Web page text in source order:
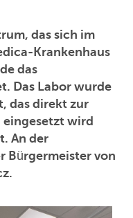
das sich im
Krankenhaus
das
Das Labor wurde
das direkt zur
eingesetzt wird
An der
Bürgermeister von